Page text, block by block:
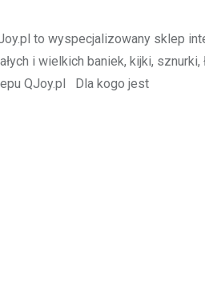
to wyspecjalizowany sklep
i wielkich baniek, kijki, sznurki,
QJoy.pl Dla kogo jest